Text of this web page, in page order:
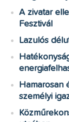
A zivatar
Fesztivál
Lazulós
Hamarosan
személyi